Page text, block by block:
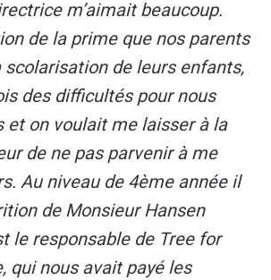
m’aimait beaucoup.
de la prime que nos parents
scolarisation de leurs enfants,
des difficultés pour nous
et on voulait me laisser à la
de ne pas parvenir à me
Au niveau de 4ème année il
de Monsieur Hansen
le responsable de Tree for
qui nous avait payé les